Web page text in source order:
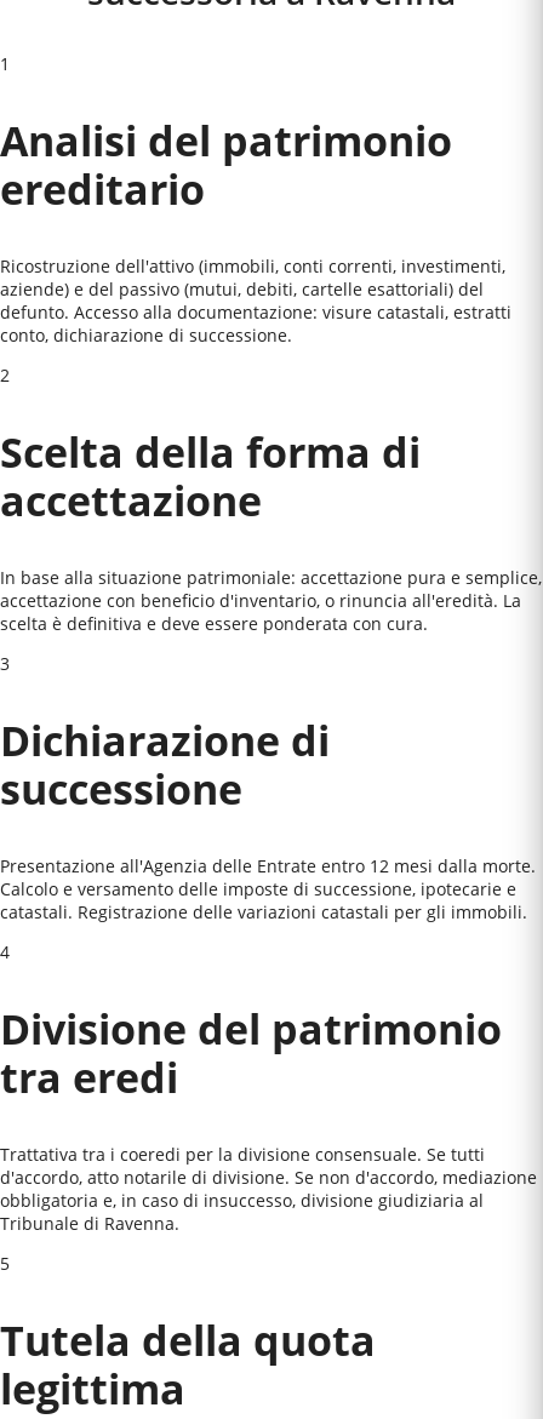
1
Analisi del patrimonio
ereditario
Ricostruzione dell'attivo (immobili, conti correnti, investimenti,
aziende) e del passivo (mutui, debiti, cartelle esattoriali) del
defunto. Accesso alla documentazione: visure catastali, estratti
conto, dichiarazione di successione.
2
Scelta della forma di
accettazione
In base alla situazione patrimoniale: accettazione pura e semplice,
accettazione con beneficio d'inventario, o rinuncia all'eredità. La
scelta è definitiva e deve essere ponderata con cura.
3
Dichiarazione di
successione
Presentazione all'Agenzia delle Entrate entro 12 mesi dalla morte.
Calcolo e versamento delle imposte di successione, ipotecarie e
catastali. Registrazione delle variazioni catastali per gli immobili.
4
Divisione del patrimonio
tra eredi
Trattativa tra i coeredi per la divisione consensuale. Se tutti
d'accordo, atto notarile di divisione. Se non d'accordo, mediazione
obbligatoria e, in caso di insuccesso, divisione giudiziaria al
Tribunale di Ravenna.
5
Tutela della quota
legittima